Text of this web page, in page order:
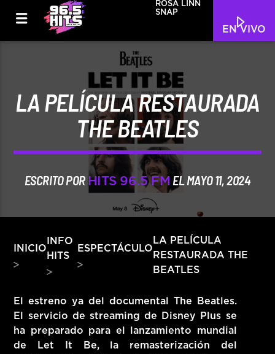
EN VIVO
ROSA LINN
SNAP
HITS
LA PELÍCULA RESTAURADA
THE BEATLES
ESCRITO POR HITS 96.5 FM EL MAYO 11, 2024
INICIO
INFO
HITS
ESPECTÁCULO
LA PELÍCULA
RESTAURADA THE
BEATLES
El estreno ya del documental The Beatles.
El servicio de streaming de Disney Plus se
ha preparado para el lanzamiento mundial
de Let It Be, la remasterización del